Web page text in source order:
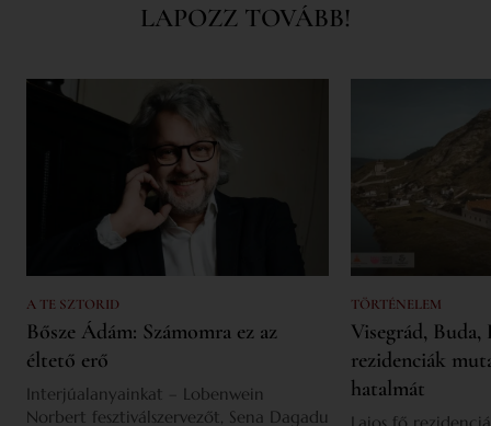
LAPOZZ TOVÁBB!
A TE SZTORID
Bősze Ádám: Számomra ez az
éltető erő
Interjúalanyainkat – Lobenwein
Norbert fesztiválszervezőt, Sena Dagadu
TÖRTÉNELEM
Visegrád,
rezidenciák
hatalmát